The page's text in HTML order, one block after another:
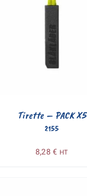
2155
Tirette – PACK X5
8,28€ HT